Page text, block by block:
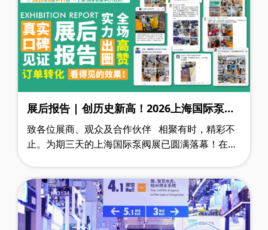
展后报告 | 创历史新高！2026上海国际泵阀
展圆满收官！
致各位展商、观众及合作伙伴 相聚有时，精彩不
止。为期三天的上海国际泵阀展已圆满落幕！在这